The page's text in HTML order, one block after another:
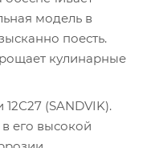
модель в
поесть.
кулинарные
(SANDVIK).
его высокой